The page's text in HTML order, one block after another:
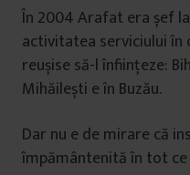
În 2004 Arafat era șef
activitatea serviciului în
reușise să-l înființeze:
Mihăilești e în Buzău.
Dar nu e de mirare că
împământenită în tot